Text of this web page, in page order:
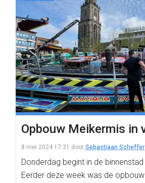
Opbouw Meikermis in
8 mei 2024 17:31 door Sebastiaan Scheffer
Donderdag begint in de
Eerder deze week was de